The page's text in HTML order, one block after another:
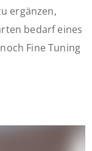
ergänzen,
bedarf eines
Fine Tuning